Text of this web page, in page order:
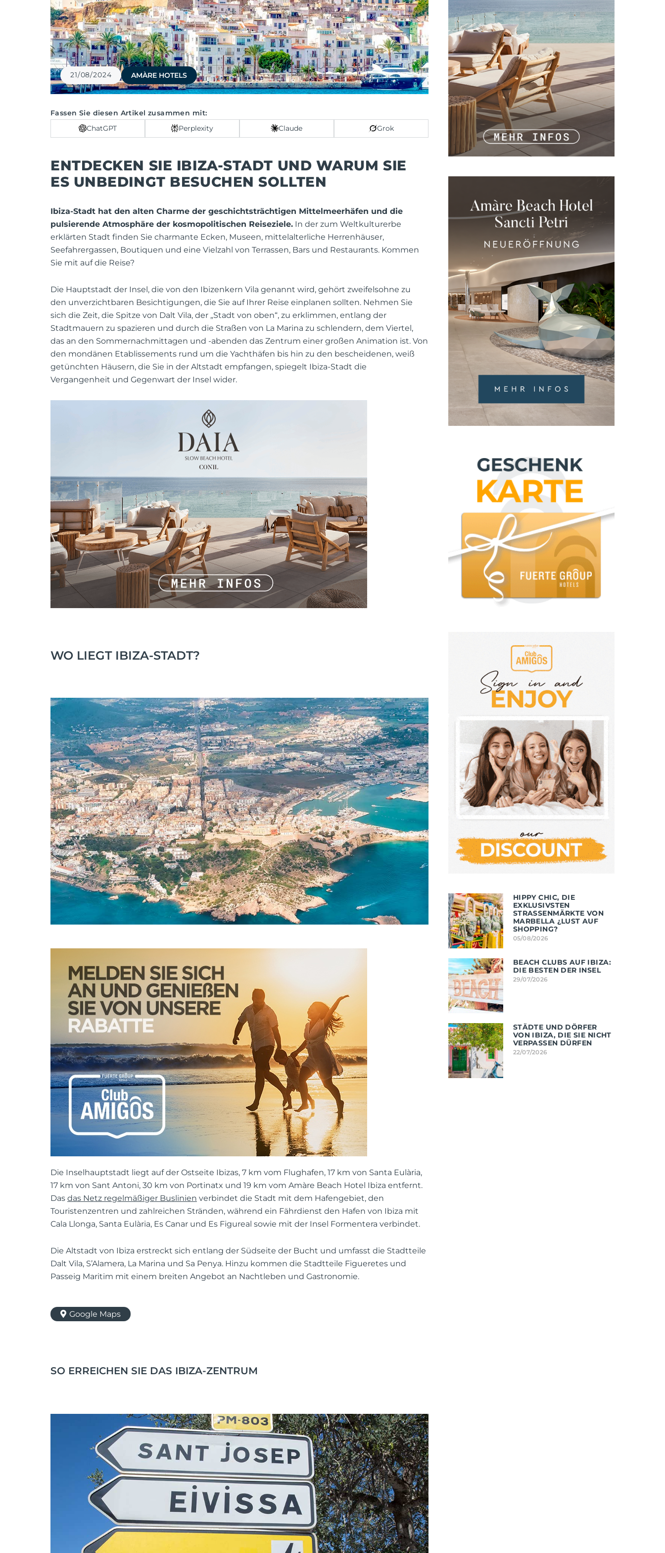
21/08/2024 AMÀRE HOTELS
Fassen Sie diesen Artikel zusammen mit:
ChatGPT
Perplexity Claude Grok
ENTDECKEN SIE IBIZA-STADT UND WARUM SIE
ES UNBEDINGT BESUCHEN SOLLTEN
Ibiza-Stadt hat den alten Charme der geschichtsträchtigen Mittelmeerhäfen und die
pulsierende Atmosphäre der kosmopolitischen Reiseziele. In der zum Weltkulturerbe
erklärten Stadt finden Sie charmante Ecken, Museen, mittelalterliche Herrenhäuser,
Seefahrergassen, Boutiquen und eine Vielzahl von Terrassen, Bars und Restaurants. Kommen
Sie mit auf die Reise?
Die Hauptstadt der Insel, die von den Ibizenkern Vila genannt wird, gehört zweifelsohne zu
den unverzichtbaren Besichtigungen, die Sie auf Ihrer Reise einplanen sollten. Nehmen Sie
sich die Zeit, die Spitze von Dalt Vila, der „Stadt von oben“, zu erklimmen, entlang der
Stadtmauern zu spazieren und durch die Straßen von La Marina zu schlendern, dem Viertel,
das an den Sommernachmittagen und -abenden das Zentrum einer großen Animation ist. Von
den mondänen Etablissements rund um die Yachthäfen bis hin zu den bescheidenen, weiß
getünchten Häusern, die Sie in der Altstadt empfangen, spiegelt Ibiza-Stadt die
Vergangenheit und Gegenwart der Insel wider.
WO LIEGT IBIZA-STADT?
Die Inselhauptstadt liegt auf der Ostseite Ibizas, 7 km vom Flughafen, 17 km von Santa Eulària,
17 km von Sant Antoni, 30 km von Portinatx und 19 km vom Amàre Beach Hotel Ibiza entfernt.
Das das Netz regelmäßiger Buslinien verbindet die Stadt mit dem Hafengebiet, den
Touristenzentren und zahlreichen Stränden, während ein Fährdienst den Hafen von Ibiza mit
Cala Llonga, Santa Eulària, Es Canar und Es Figureal sowie mit der Insel Formentera verbindet.
Die Altstadt von Ibiza erstreckt sich entlang der Südseite der Bucht und umfasst die Stadtteile
Dalt Vila, S’Alamera, La Marina und Sa Penya. Hinzu kommen die Stadtteile Figueretes und
Passeig Maritim mit einem breiten Angebot an Nachtleben und Gastronomie.
Google Maps
SO ERREICHEN SIE DAS IBIZA-ZENTRUM
HIPPY CHIC, DIE
EXKLUSIVSTEN
STRASSENMÄRKTE VON M
ARBELLA ¿LUST AUF S
HOPPING?
05/08/2026
BEACH CLUBS AUF IBIZA:
DIE BESTEN DER INSEL
29/07/2026
STÄDTE UND DÖRFER
VON IBIZA, DIE SIE NICHT
VERPASSEN DÜRFEN
22/07/2026